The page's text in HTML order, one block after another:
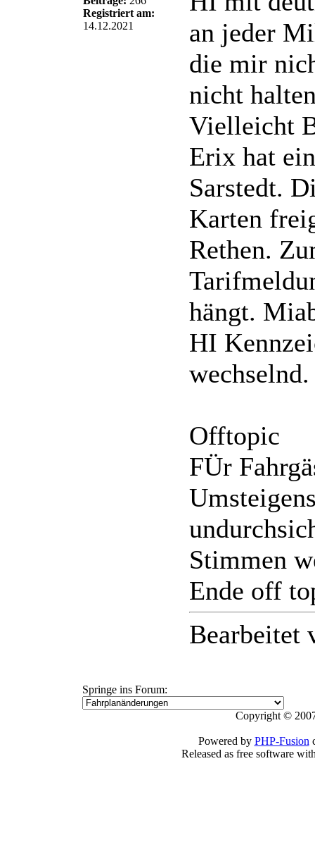
Registriert am:
14.12.2021
an jeder
die mir
nicht
Vielleicht
Erix hat
Sarstedt.
Karten
Rethen.
hängt.
HI
wechselnd.
Offtopic
FÜr
Stimmen
Ende off
Bearbeitet
Springe ins Forum:
Copyright ©
Powered by PHP-Fusion
Released as free software